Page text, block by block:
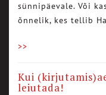
sünnipäevale. Või
õnnelik, kes tellib
>>
Kui
leiutada!